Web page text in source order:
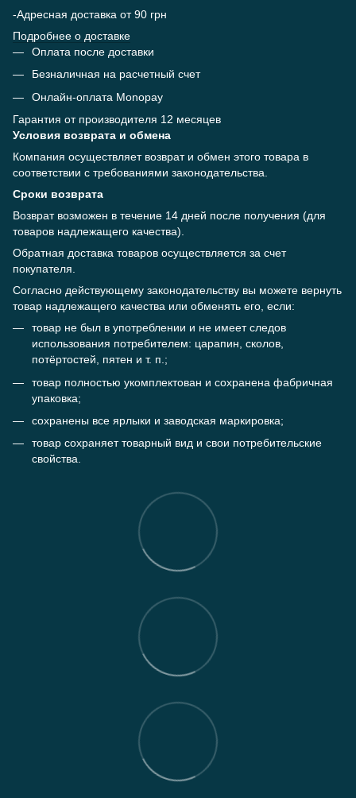
-Адресная доставка от 90 грн
Подробнее о доставке
Оплата после доставки
Безналичная на расчетный счет
Онлайн-оплата Monopay
Гарантия от производителя 12 месяцев
Условия возврата и обмена
Компания осуществляет возврат и обмен этого товара в
соответствии с требованиями законодательства.
Сроки возврата
Возврат возможен в течение 14 дней после получения (для
товаров надлежащего качества).
Обратная доставка товаров осуществляется за счет
покупателя.
Согласно действующему законодательству вы можете вернуть
товар надлежащего качества или обменять его, если:
товар не был в употреблении и не имеет следов
использования потребителем: царапин, сколов,
потёртостей, пятен и т. п.;
товар полностью укомплектован и сохранена фабричная
упаковка;
сохранены все ярлыки и заводская маркировка;
товар сохраняет товарный вид и свои потребительские
свойства.